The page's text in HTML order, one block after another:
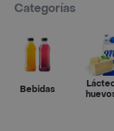
Categorías
Bebidas